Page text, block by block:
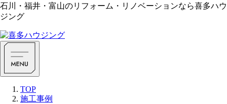
石川・福井・富山のリフォーム・リノベーションなら喜多ハウ
ジング
TOP
施工事例